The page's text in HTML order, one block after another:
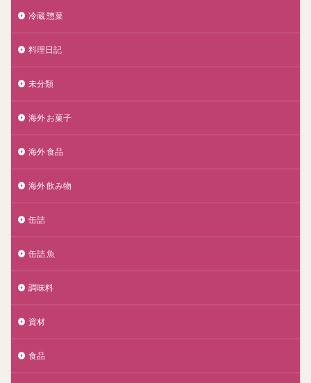
冷蔵 惣菜
料理日記
未分類
海外 お菓子
海外 食品
海外 飲み物
缶詰
缶詰 魚
調味料
資材
食品